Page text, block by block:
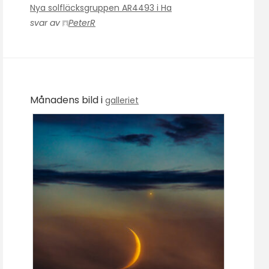
Nya solfläcksgruppen AR4493 i Ha
svar av
PeterR
Månadens bild i galleriet